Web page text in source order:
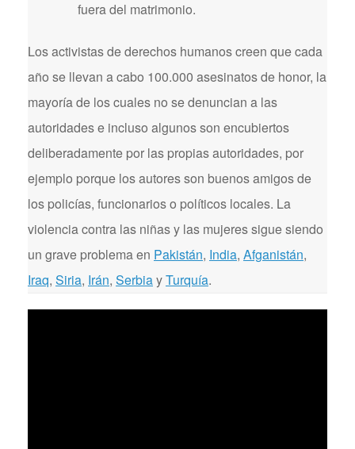
fuera del matrimonio.
Los activistas de derechos humanos creen que cada
año se llevan a cabo 100.000 asesinatos de honor, la
mayoría de los cuales no se denuncian a las
autoridades e incluso algunos son encubiertos
deliberadamente por las propias autoridades, por
ejemplo porque los autores son buenos amigos de
los policías, funcionarios o políticos locales. La
violencia contra las niñas y las mujeres sigue siendo
un grave problema en Pakistán, India, Afganistán,
Iraq, Siria, Irán, SerbiayTurquía.